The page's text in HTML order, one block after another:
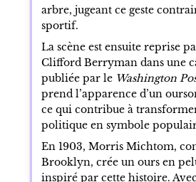
arbre, jugeant ce geste
sportif.
La scène est ensuite reprise
Clifford Berryman dans une
publiée par le Washington
prend l’apparence d’un
ce qui contribue à
politique en symbole
En 1903, Morris Michtom,
Brooklyn, crée un ours en
inspiré par cette histoire.